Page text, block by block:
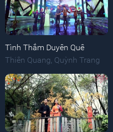
Tình Thắm Duyên Quê
Thiên Quang, Quỳnh Trang